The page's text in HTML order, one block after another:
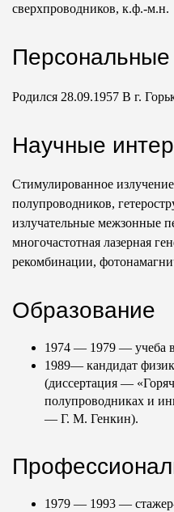
сверхпроводников, к.ф.-м.н.
Родился 28.09.1957 В г.
Научные
Стимулированное
полупроводников,
излучательные межзонные
многочастотная лазерная
рекомбинации,
Образование
1974 — 1979 — учеба
1989— кандидат
(диссертация —
полупроводниках и
— Г. М. Генкин).
1979 — 1993 —